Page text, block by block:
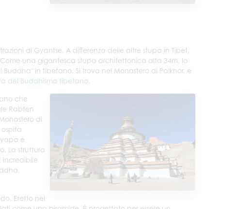
di Gyantse. A differenza delle altre stupa in Tibet,
una gigantesca stupa architettonica alta 34m, lo
in tibetano. Si trova nel Monastero di Palkhor, e
del Buddhismo tibetano
che
Rabten
di
e
La struttura
incredibile
Eretto nel